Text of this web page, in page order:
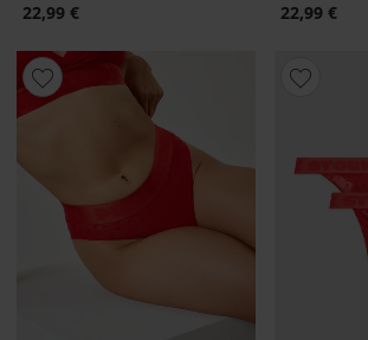
22,99 €
22,99 €